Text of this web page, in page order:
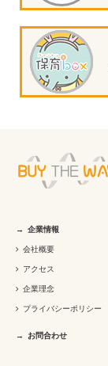
企業情報
会社概要
アクセス
企業理念
プライバシーポリシー
お問合わせ